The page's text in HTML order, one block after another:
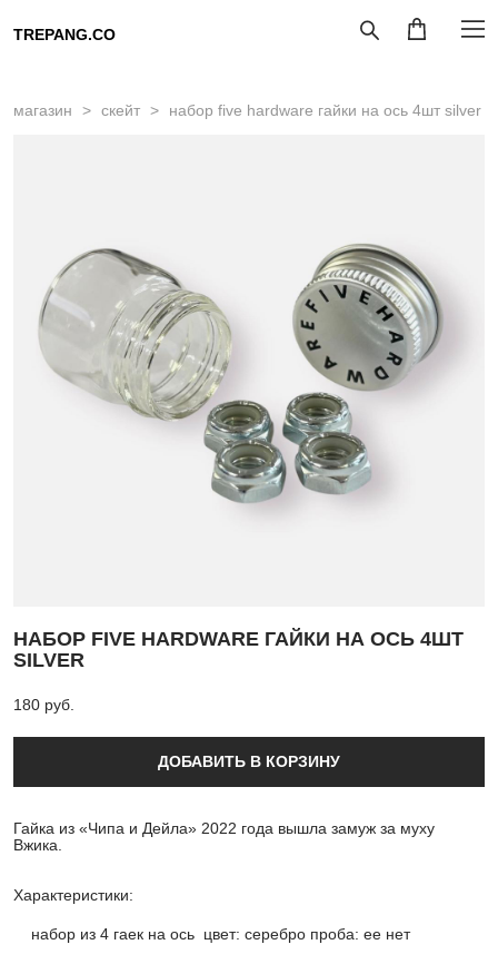
TREPANG.CO
магазин > скейт > набор five hardware гайки на ось 4шт silver
НАБОР FIVE HARDWARE ГАЙКИ НА ОСЬ 4ШТ
SILVER
180 pуб.
ДОБАВИТЬ В КОРЗИНУ
Гайка из «Чипа и Дейла» 2022 года вышла замуж за муху
Вжика.
Характеристики:
набор из 4 гаек на ось цвет: серебро проба: ее нет